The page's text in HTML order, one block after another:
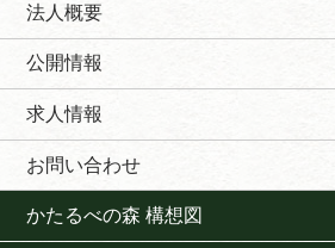
法人概要
公開情報
求人情報
お問い合わせ
かたるべの森 構想図